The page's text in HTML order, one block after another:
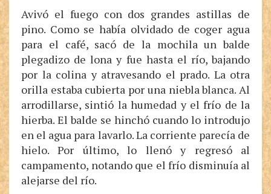
Avivó el fuego con dos grandes astillas de
pino. Como se había olvidado de coger agua
para el café, sacó de la mochila un balde
plegadizo de lona y fue hasta el río, bajando
por la colina y atravesando el prado. La otra
orilla estaba cubierta por una niebla blanca. Al
arrodillarse, sintió la humedad y el frío de la
hierba. El balde se hinchó cuando lo introdujo
en el agua para lavarlo. La corriente parecía de
hielo. Por último, lo llenó y regresó al
campamento, notando que el frío disminuía al
alejarse del río.